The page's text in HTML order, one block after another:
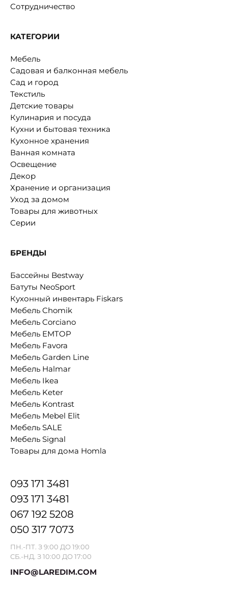
Сотрудничество
КАТЕГОРИИ
Мебель
Садовая и балконная мебель
Сад и город
Текстиль
Детские товары
Кулинария и посуда
Кухни и бытовая техника
Кухонное хранения
Ванная комната
Освещение
Декор
Хранение и организация
Уход за домом
Товары для животных
Серии
БРЕНДЫ
Бассейны Bestway
Батуты NeoSport
Кухонный инвентарь Fiskars
Мебель Chomik
Мебель Corciano
Мебель EMTOP
Мебель Favora
Мебель Garden Line
Мебель Halmar
Мебель Ikea
Мебель Keter
Мебель Kontrast
Мебель Mebel Elit
Мебель SALE
Мебель Signal
Товары для дома Homla
093 171 3481
093 171 3481
067 192 5208
050 317 7073
ПН.-ПТ. З 9:00 ДО 19:00
СБ.-НД. З 10:00 ДО 17:00
INFO@LAREDIM.COM